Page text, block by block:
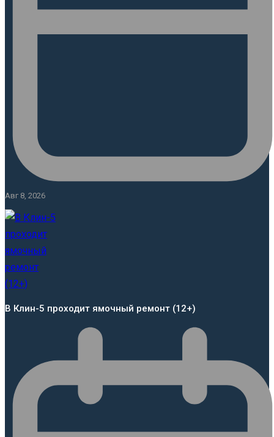
Авг 8, 2026
В Клин-5 проходит ямочный ремонт (12+)